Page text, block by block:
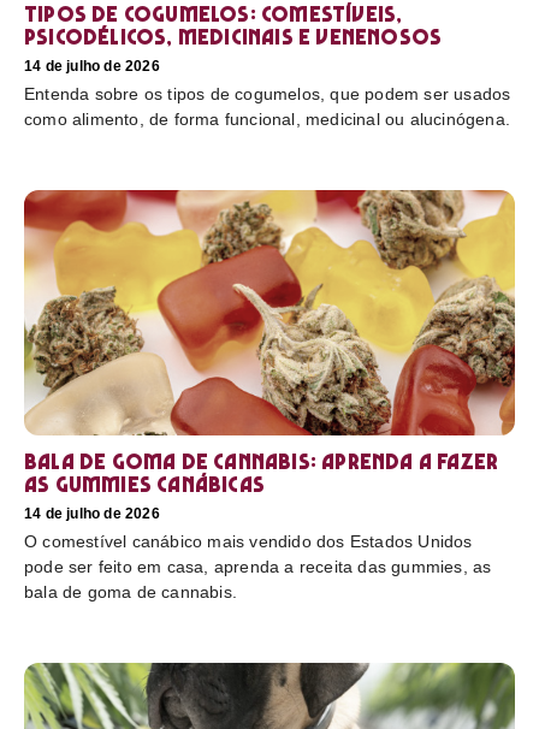
Tipos de cogumelos: comestíveis,
psicodélicos, medicinais e venenosos
14 de julho de 2026
Entenda sobre os tipos de cogumelos, que podem ser usados
como alimento, de forma funcional, medicinal ou alucinógena.
Bala de goma de cannabis: aprenda a fazer
as gummies canábicas
14 de julho de 2026
O comestível canábico mais vendido dos Estados Unidos
pode ser feito em casa, aprenda a receita das gummies, as
bala de goma de cannabis.